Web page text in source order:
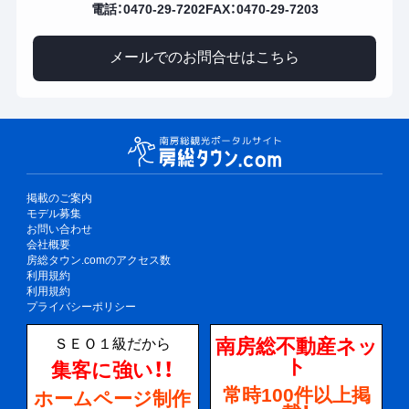
電話：0470-29-7202FAX：0470-29-7203
メールでのお問合せはこちら
掲載のご案内
モデル募集
お問い合わせ
会社概要
房総タウン.comのアクセス数
利用規約
利用規約
プライバシーポリシー
ＳＥＯ１級だから
集客に強い！！
ホームページ制作
南房総不動産ネッ
ト
常時100件以上掲